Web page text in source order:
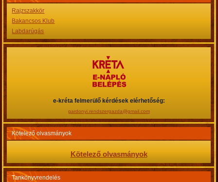
Rajzszakkör
Bakancsos Klub
Labdarúgás
e-kréta felmerülő kérdések elérhetőség:
gardonyi.rendszergazda@gmail.com
Kötelező olvasmányok
Kötelező olvasmányok
Tankönyvrendelés